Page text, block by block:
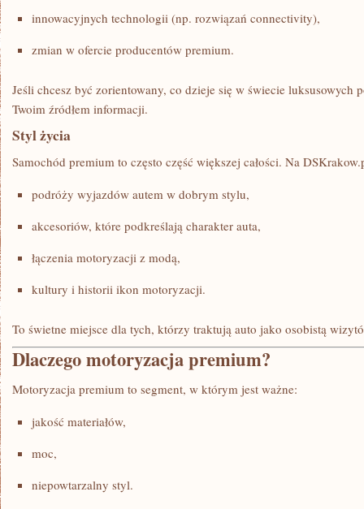
innowacyjnych technologii (np. rozwiązań connectivity),
zmian w ofercie producentów premium.
Jeśli chcesz być zorientowany, co dzieje się w świecie luksusowych
Twoim źródłem informacji.
Styl życia
Samochód premium to często część większej całości. Na
podróży wyjazdów autem w dobrym stylu,
akcesoriów, które podkreślają charakter auta,
łączenia motoryzacji z modą,
kultury i historii ikon motoryzacji.
To świetne miejsce dla tych, którzy traktują auto jako osobistą
Dlaczego motoryzacja premium?
Motoryzacja premium to segment, w którym jest ważne:
jakość materiałów,
moc,
niepowtarzalny styl.